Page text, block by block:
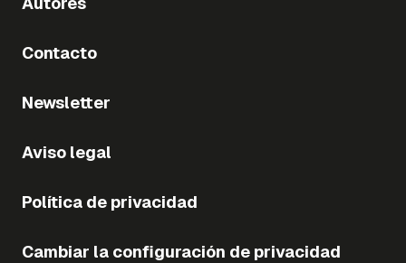
Contacto
Newsletter
Aviso legal
Política de privacidad
Cambiar la configuración de privacidad